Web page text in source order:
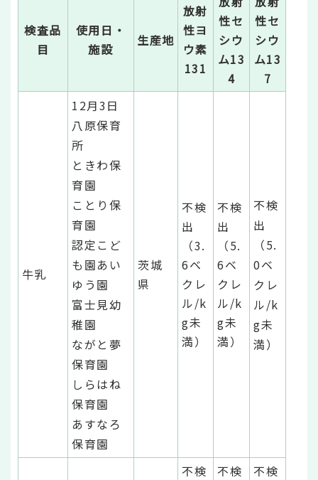
検査品
目
使用日・
施設
生産地
放射
性ヨ
ウ素
131
性セ
シウ
ム13
4
性セ
シウ
ム13
7
牛乳
12月3日
八原保育
所
ときわ保
育園
ことり保
育園
認定こど
も園あい
ゆう園
富士見幼
稚園
ながと夢
保育園
しらはね
保育園
あすなろ
保育園
茨城
県
不検
出
（3.
6ベ
クレ
ル/k
g未
満）
不検
出
（5.
6ベ
クレ
ル/k
g未
満）
不検
出
（5.
0ベ
クレ
ル/k
g未
満）
不検
不検
不検